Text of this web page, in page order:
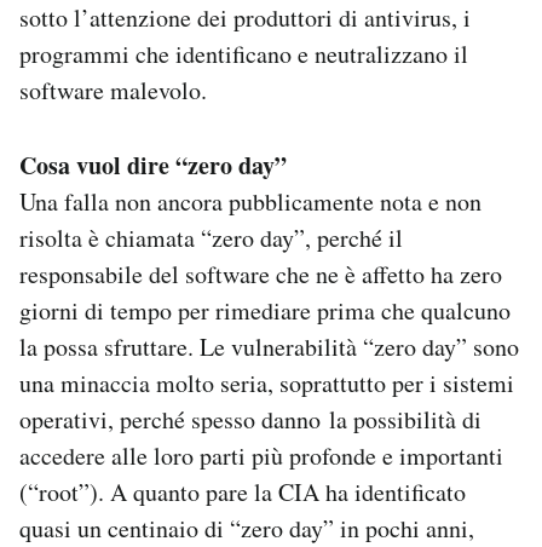
sotto l’attenzione dei produttori di antivirus, i
programmi che identificano e neutralizzano il
software malevolo.
Cosa vuol dire “zero day”
Una falla non ancora pubblicamente nota e non
risolta è chiamata “zero day”, perché il
responsabile del software che ne è affetto ha zero
giorni di tempo per rimediare prima che qualcuno
la possa sfruttare. Le vulnerabilità “zero day” sono
una minaccia molto seria, soprattutto per i sistemi
operativi, perché spesso danno la possibilità di
accedere alle loro parti più profonde e importanti
(“root”). A quanto pare la CIA ha identificato
quasi un centinaio di “zero day” in pochi anni,